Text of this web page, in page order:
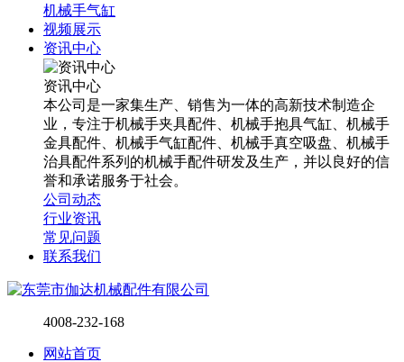
机械手气缸
视频展示
资讯中心
资讯中心
本公司是一家集生产、销售为一体的高新技术制造企
业，专注于机械手夹具配件、机械手抱具气缸、机械手
金具配件、机械手气缸配件、机械手真空吸盘、机械手
治具配件系列的机械手配件研发及生产，并以良好的信
誉和承诺服务于社会。
公司动态
行业资讯
常见问题
联系我们
4008-232-168
网站首页